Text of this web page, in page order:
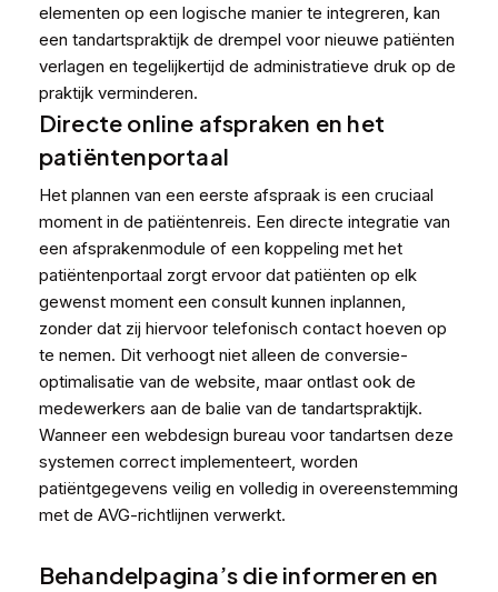
elementen op een logische manier te integreren, kan
een tandartspraktijk de drempel voor nieuwe patiënten
verlagen en tegelijkertijd de administratieve druk op de
praktijk verminderen.
Directe online afspraken en het
patiëntenportaal
Het plannen van een eerste afspraak is een cruciaal
moment in de patiëntenreis. Een directe integratie van
een afsprakenmodule of een koppeling met het
patiëntenportaal zorgt ervoor dat patiënten op elk
gewenst moment een consult kunnen inplannen,
zonder dat zij hiervoor telefonisch contact hoeven op
te nemen. Dit verhoogt niet alleen de conversie-
optimalisatie van de website, maar ontlast ook de
medewerkers aan de balie van de tandartspraktijk.
Wanneer een webdesign bureau voor tandartsen deze
systemen correct implementeert, worden
patiëntgegevens veilig en volledig in overeenstemming
met de AVG-richtlijnen verwerkt.
Behandelpagina’s die informeren en